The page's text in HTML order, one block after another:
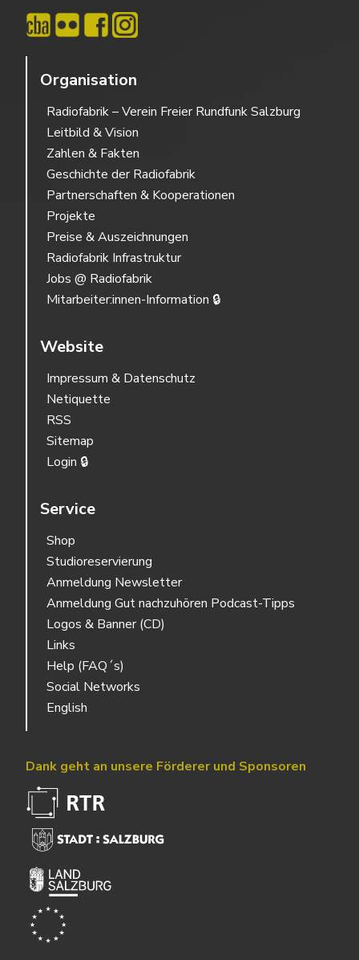
Organisation
Radiofabrik – Verein Freier Rundfunk Salzburg
Leitbild & Vision
Zahlen & Fakten
Geschichte der Radiofabrik
Partnerschaften & Kooperationen
Projekte
Preise & Auszeichnungen
Radiofabrik Infrastruktur
Jobs @ Radiofabrik
Mitarbeiter:innen-Information 🔒
Website
Impressum & Datenschutz
Netiquette
RSS
Sitemap
Login 🔒
Service
Shop
Studioreservierung
Anmeldung Newsletter
Anmeldung Gut nachzuhören Podcast-Tipps
Logos & Banner (CD)
Links
Help (FAQ´s)
Social Networks
English
Dank geht an unsere Förderer und Sponsoren